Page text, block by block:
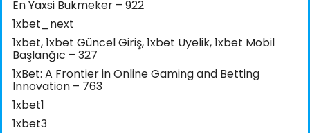
En Yaxsi Bukmeker – 922
1xbet_next
1xbet, 1xbet Güncel Giriş, 1xbet Üyelik, 1xbet Mobil
Başlanğıc – 327
1xBet: A Frontier in Online Gaming and Betting
Innovation – 763
1xbet1
1xbet3